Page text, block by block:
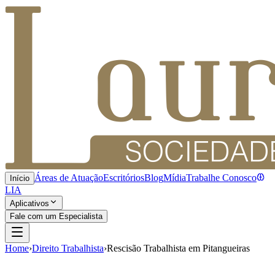
Início Áreas de AtuaçãoEscritóriosBlogMídiaTrabalhe Conosco
LIA
Aplicativos
Fale com um Especialista
Home›Direito Trabalhista›Rescisão Trabalhista em Pitangueiras